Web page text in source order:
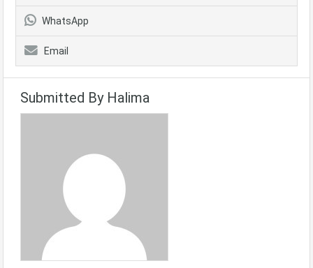
WhatsApp
Email
Submitted By Halima